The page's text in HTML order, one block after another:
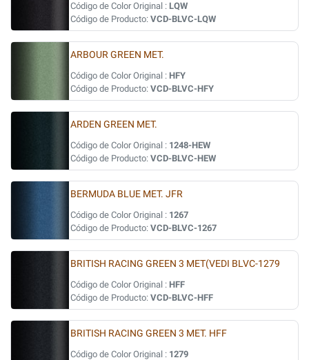
Código de Color Original : LQW
Código de Producto: VCD-BLVC-LQW
ARBOUR GREEN MET.
Código de Color Original : HFY
Código de Producto: VCD-BLVC-HFY
ARDEN GREEN MET.
Código de Color Original : 1248-HEW
Código de Producto: VCD-BLVC-HEW
BERMUDA BLUE MET. JFR
Código de Color Original : 1267
Código de Producto: VCD-BLVC-1267
BRITISH RACING GREEN 3 MET(VEDI BLVC-1279
Código de Color Original : HFF
Código de Producto: VCD-BLVC-HFF
BRITISH RACING GREEN 3 MET. HFF
Código de Color Original : 1279